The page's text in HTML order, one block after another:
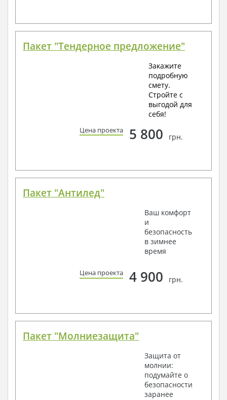
Пакет "Тендерное предложение"
Закажите
подробную
смету.
Стройте с
выгодой для
себя!
Цена проекта 5 800 грн.
Пакет "Антилед"
Ваш комфорт
и
безопасность
в зимнее
время
Цена проекта 4 900 грн.
Пакет "Молниезащита"
Защита от
молнии:
подумайте о
безопасности
заранее